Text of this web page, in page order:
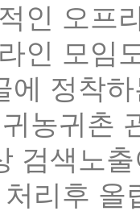
인 오프
인 모임
에 정착
농귀촌
검색노
리후 올